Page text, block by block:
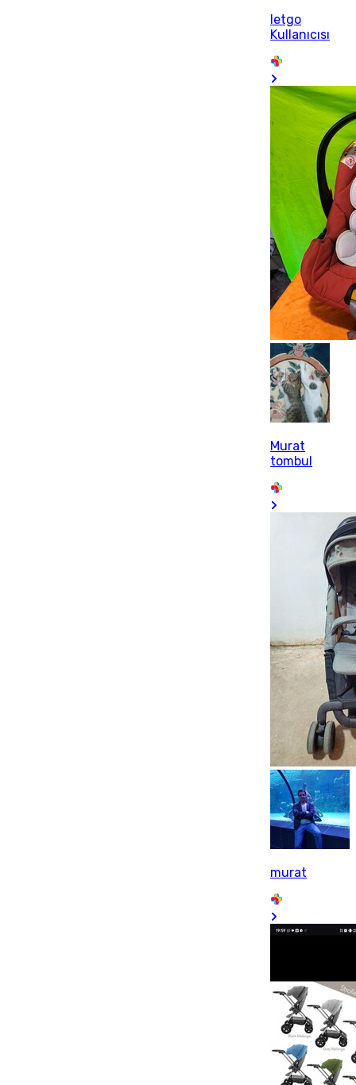
letgo
Kullanıcısı
Murat
tombul
murat